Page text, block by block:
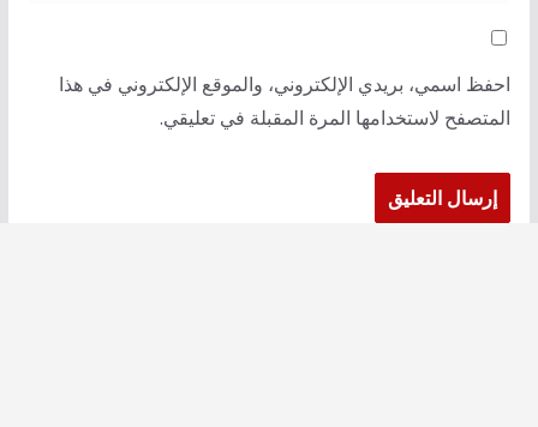
احفظ اسمي، بريدي الإلكتروني، والموقع الإلكتروني في هذا
المتصفح لاستخدامها المرة المقبلة في تعليقي.